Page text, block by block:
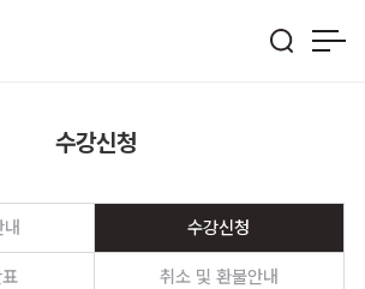
수강신청
수강신청
취소 및 환불안내